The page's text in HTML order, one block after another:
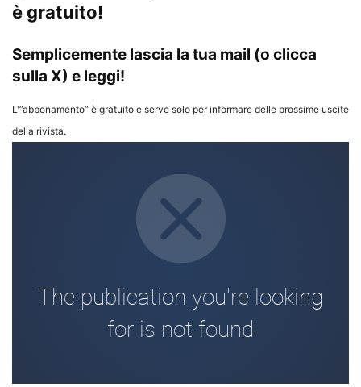
è gratuito!
Semplicemente lascia la tua mail (o clicca
sulla X) e leggi!
L'”abbonamento” è gratuito e serve solo per informare delle prossime uscite
della rivista.